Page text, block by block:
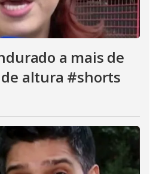
a mais de
altura #shorts